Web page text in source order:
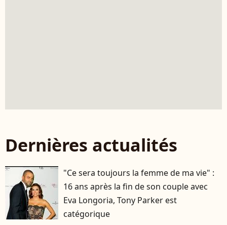
Dernières actualités
"Ce sera toujours la femme de ma vie" :
16 ans après la fin de son couple avec
Eva Longoria, Tony Parker est
catégorique